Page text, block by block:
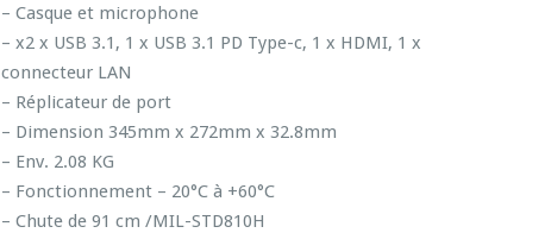
– Casque et microphone
– x2 x USB 3.1, 1 x USB 3.1 PD Type-c, 1 x HDMI, 1 x
connecteur LAN
– Réplicateur de port
– Dimension 345mm x 272mm x 32.8mm
– Env. 2.08 KG
– Fonctionnement – 20°C à +60°C
– Chute de 91 cm /MIL-STD810H